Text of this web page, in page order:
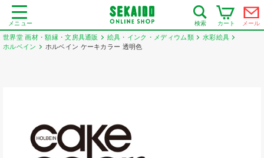
メニュー 検索 カート メール
世界堂 画材・額縁・文房具通販 絵具・インク・メディウム類
水彩絵具
ホルベイン
ホルベイン ケーキカラー 透明色